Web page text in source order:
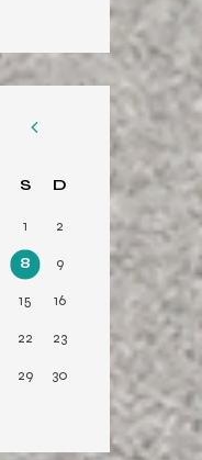
S D
1
2
8
9
15
16
22
23
29
30
«
r